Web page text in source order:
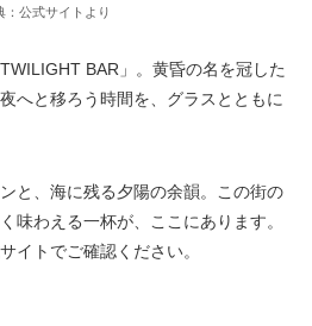
：公式サイトより
BAR」。黄昏の名を冠した
へと移ろう時間を、グラスとともに
と、海に残る夕陽の余韻。この街の
味わえる一杯が、ここにあります。
イトでご確認ください。